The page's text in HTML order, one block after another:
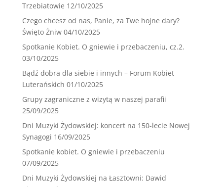
Trzebiatowie 12/10/2025
Czego chcesz od nas, Panie, za Twe hojne dary?
Święto Żniw 04/10/2025
Spotkanie Kobiet. O gniewie i przebaczeniu, cz.2.
03/10/2025
Bądź dobra dla siebie i innych – Forum Kobiet
Luterańskich 01/10/2025
Grupy zagraniczne z wizytą w naszej parafii
25/09/2025
Dni Muzyki Żydowskiej: koncert na 150-lecie Nowej
Synagogi 16/09/2025
Spotkanie kobiet. O gniewie i przebaczeniu
07/09/2025
Dni Muzyki Żydowskiej na Łasztowni: Dawid